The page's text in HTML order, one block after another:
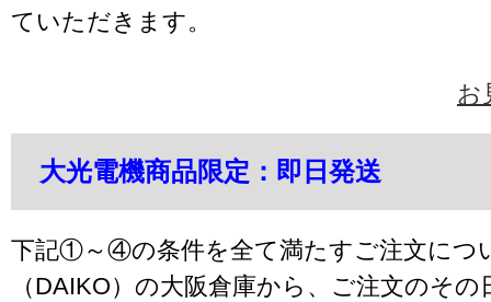
ていただきます。
お
大光電機商品限定：即日発送
下記①～④の条件を全て満たすご注文につ
（DAIKO）の大阪倉庫から、ご注文のそ